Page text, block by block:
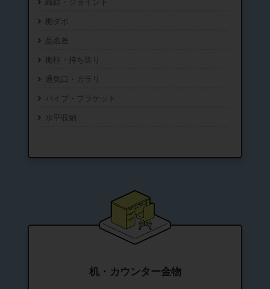
棚ダボ
品名差
棚柱・持ち送り
通気口・ガラリ
パイプ・ブラケット
水平収納
机・カウンター金物